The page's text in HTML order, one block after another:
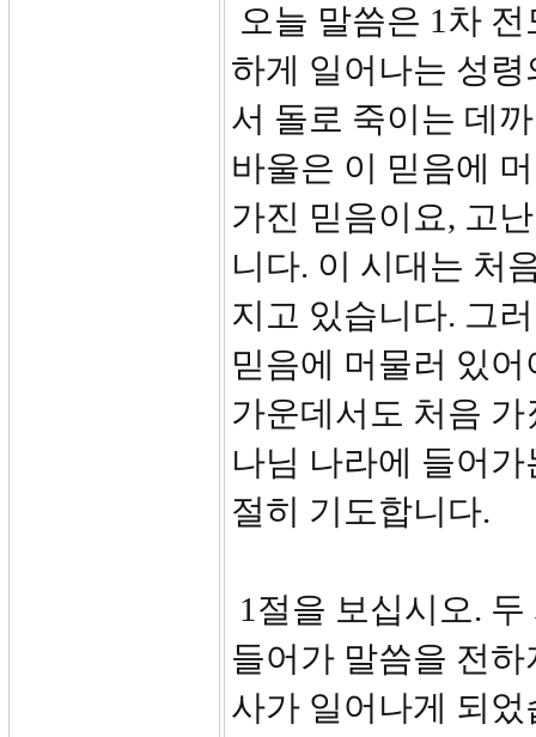
오늘 말씀은 1차
하게 일어나는 성
서 돌로 죽이는 데
바울은 이 믿음에
가진 믿음이요, 고
니다. 이 시대는 처
지고 있습니다. 그
믿음에 머물러 있
가운데서도 처음
나님 나라에 들어
절히 기도합니다.
1절을 보십시오.
들어가 말씀을 전
사가 일어나게 되